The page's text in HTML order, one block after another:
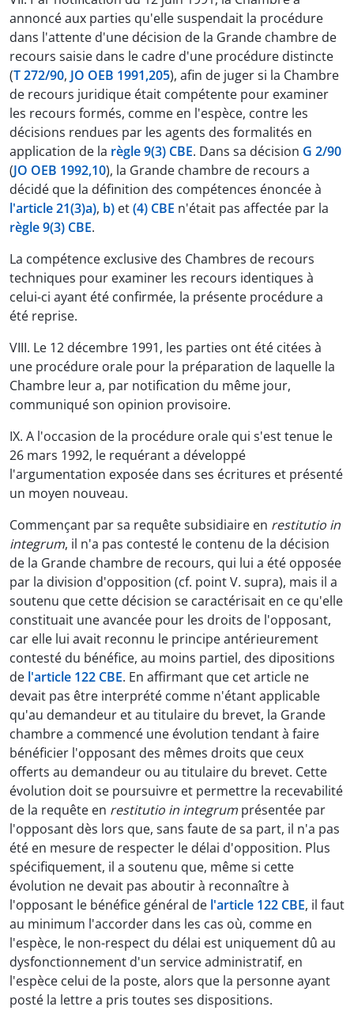
annoncé aux parties qu'elle suspendait la procédure
dans l'attente d'une décision de la Grande chambre de
recours saisie dans le cadre d'une procédure distincte
(T 272/90, JO OEB 1991,205), afin de juger si la Chambre
de recours juridique était compétente pour examiner
les recours formés, comme en l'espèce, contre les
décisions rendues par les agents des formalités en
application de la règle 9(3) CBE. Dans sa décision G 2/90
(JO OEB 1992,10), la Grande chambre de recours a
décidé que la définition des compétences énoncée à
l'article 21(3)a), b) et(4) CBE n'était pas affectée par la
règle 9(3) CBE.
La compétence exclusive des Chambres de recours
techniques pour examiner les recours identiques à
celui-ci ayant été confirmée, la présente procédure a
été reprise.
VIII. Le 12 décembre 1991, les parties ont été citées à
une procédure orale pour la préparation de laquelle la
Chambre leur a, par notification du même jour,
communiqué son opinion provisoire.
IX. A l'occasion de la procédure orale qui s'est tenue le
26 mars 1992, le requérant a développé
l'argumentation exposée dans ses écritures et présenté
un moyen nouveau.
Commençant par sa requête subsidiaire en restitutio in
integrum, il n'a pas contesté le contenu de la décision
de la Grande chambre de recours, qui lui a été opposée
par la division d'opposition (cf. point V. supra), mais il a
soutenu que cette décision se caractérisait en ce qu'elle
constituait une avancée pour les droits de l'opposant,
car elle lui avait reconnu le principe antérieurement
contesté du bénéfice, au moins partiel, des dipositions
de l'article 122 CBE. En affirmant que cet article ne
devait pas être interprété comme n'étant applicable
qu'au demandeur et au titulaire du brevet, la Grande
chambre a commencé une évolution tendant à faire
bénéficier l'opposant des mêmes droits que ceux
offerts au demandeur ou au titulaire du brevet. Cette
évolution doit se poursuivre et permettre la recevabilité
de la requête en restitutio in integrum présentée par
l'opposant dès lors que, sans faute de sa part, il n'a pas
été en mesure de respecter le délai d'opposition. Plus
spécifiquement, il a soutenu que, même si cette
évolution ne devait pas aboutir à reconnaître à
l'opposant le bénéfice général de l'article 122 CBE, il faut
au minimum l'accorder dans les cas où, comme en
l'espèce, le non-respect du délai est uniquement dû au
dysfonctionnement d'un service administratif, en
l'espèce celui de la poste, alors que la personne ayant
posté la lettre a pris toutes ses dispositions.